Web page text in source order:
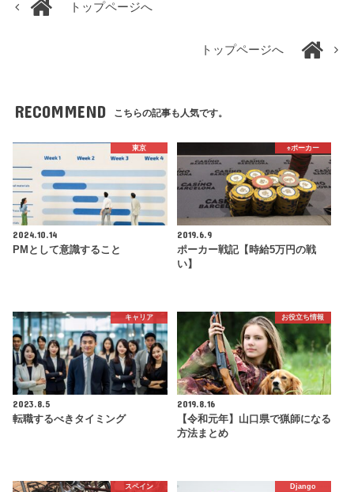
トップページへ
トップページへ
RECOMMEND こちらの記事も人気です。
東京
2024.10.14
PMとして意識すること
♠️ポーカー
2019.6.9
ポーカー戦記【時給5万円の戦
い】
キャリア
2023.8.5
転職するべきタイミング
お役立ち情報
2019.8.16
【令和元年】山口県で猟師になる
方法まとめ
スペイン Django